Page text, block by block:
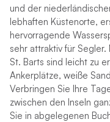
und der
lebhaften Küstenorte,
hervorragende
sehr attraktiv für
St. Barts sind leicht zu
Ankerplätze, weiße
Verbringen Sie Ihre
zwischen den Inseln
Sie in abgelegenen